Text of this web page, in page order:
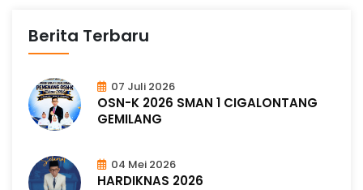
Berita Terbaru
07 Juli 2026
OSN-K 2026 SMAN 1 CIGALONTANG
GEMILANG
04 Mei 2026
HARDIKNAS 2026